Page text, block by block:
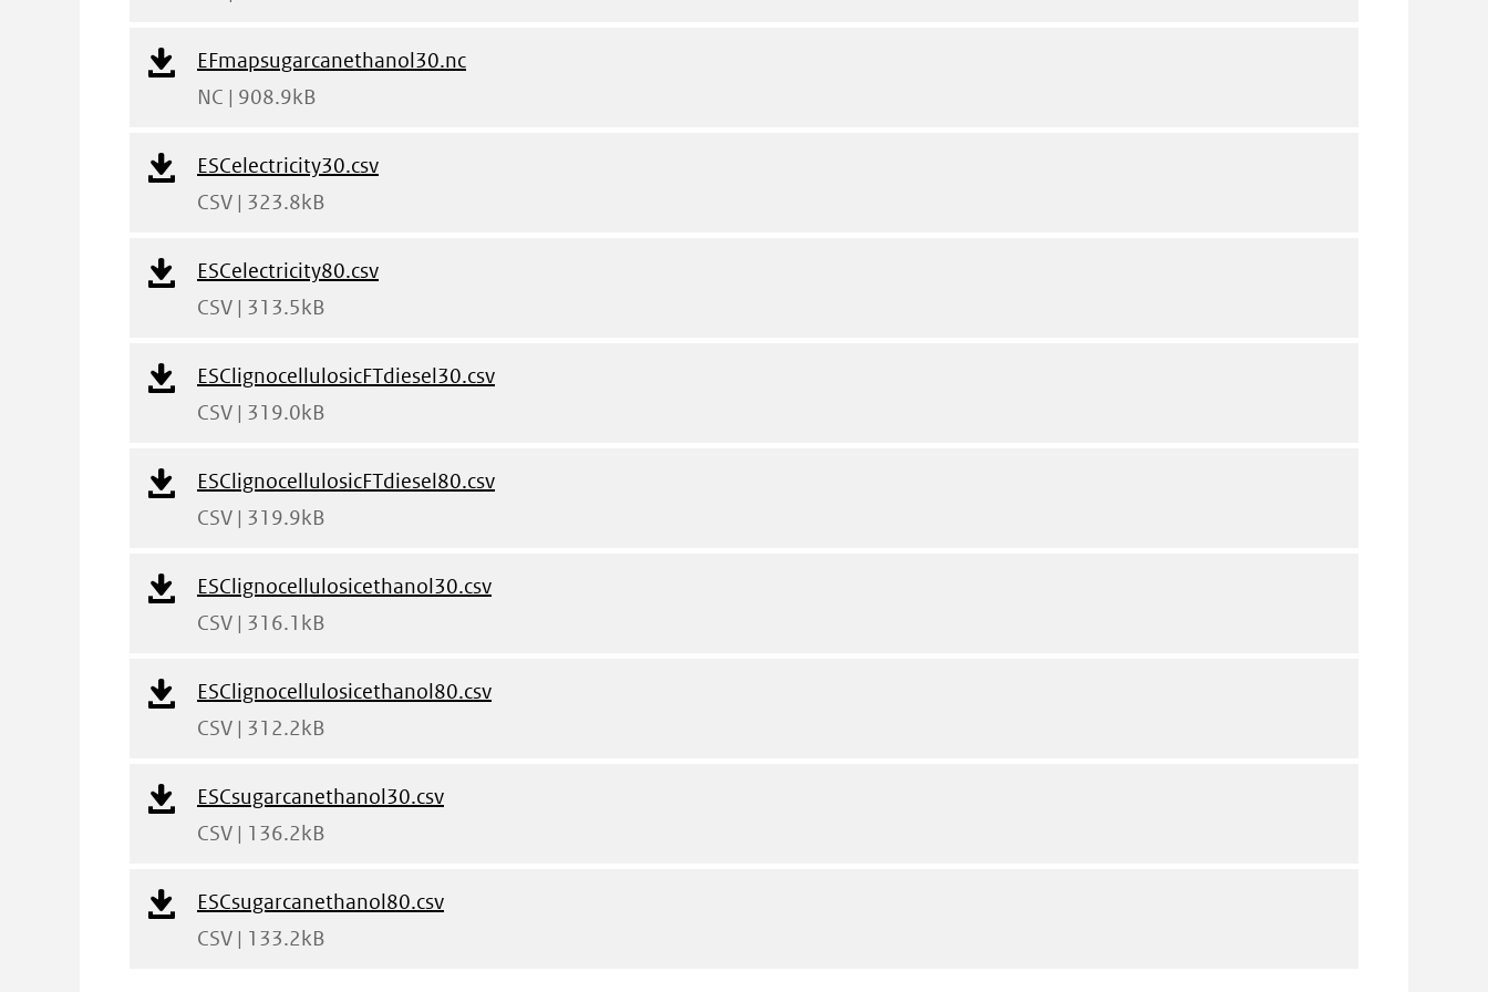
Bestand
Download
EFmapsugarcanethanol30.nc
NC | 908.9kB
Bestand
Download
ESCelectricity30.csv
CSV | 323.8kB
Bestand
Download
ESCelectricity80.csv
CSV | 313.5kB
Bestand
Download
ESClignocellulosicFTdiesel30.csv
CSV | 319.0kB
Bestand
Download
ESClignocellulosicFTdiesel80.csv
CSV | 319.9kB
Bestand
Download
ESClignocellulosicethanol30.csv
CSV | 316.1kB
Bestand
Download
ESClignocellulosicethanol80.csv
CSV | 312.2kB
Bestand
Download
ESCsugarcanethanol30.csv
CSV | 136.2kB
Bestand
Download
ESCsugarcanethanol80.csv
CSV | 133.2kB